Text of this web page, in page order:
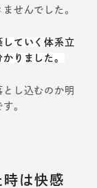
せんでした。
していく体系立
りました。
し込むのか明
。
時は快感